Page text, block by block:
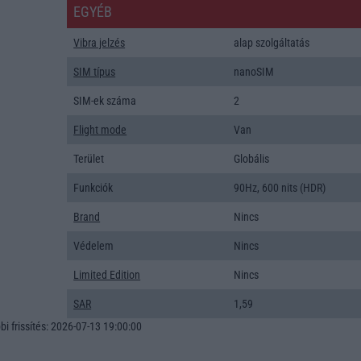
EGYÉB
Vibra jelzés alap szolgáltatás
SIM típus nanoSIM
SIM-ek száma 2
Flight mode Van
Terület Globális
Funkciók 90Hz, 600 nits (HDR)
Brand Nincs
Védelem Nincs
Limited Edition Nincs
SAR
1,59
frissítés: 2026-07-13 19:00:00